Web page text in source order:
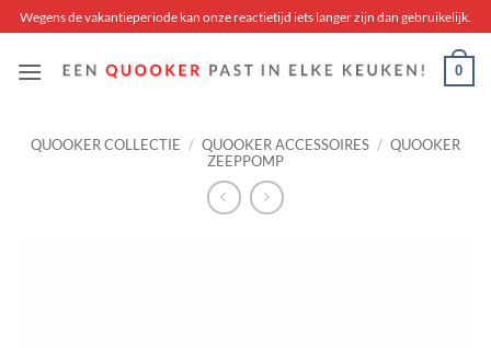
Skip
to
content
Wegens de vakantieperiode kan onze reactietijd iets langer zijn dan gebruikelijk.
0
QUOOKER COLLECTIE / QUOOKER ACCESSOIRES / QUOOKER
ZEEPPOMP